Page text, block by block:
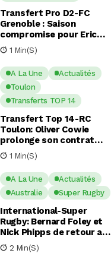
Transfert Pro D2-FC
Grenoble : Saison
compromise pour Eric
Escande apres une
commotion cérébrale
1 Min(s)
A La Une
Actualités
Toulon
Transferts TOP 14
Transfert Top 14-RC
Toulon: Oliver Cowie
prolonge son contrat
avec le RCT jusqu’en 2029
1 Min(s)
A La Une
Actualités
Australie
Super Rugby
International-Super
Rugby: Bernard Foley et
Nick Phipps de retour aux
Waratahs
2 Min(s)